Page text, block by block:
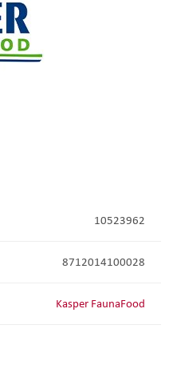
10523962
8712014100028
Kasper FaunaFood